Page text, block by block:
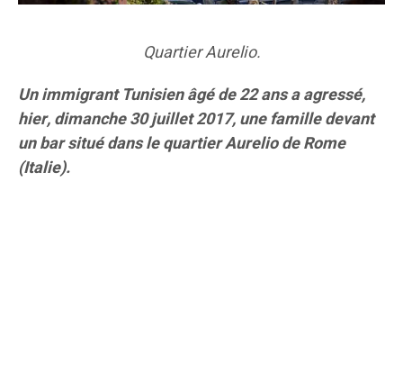
Quartier Aurelio.
Un immigrant Tunisien âgé de 22 ans a agressé,
hier, dimanche 30 juillet 2017, une famille devant
un bar situé dans le quartier Aurelio de Rome
(Italie).